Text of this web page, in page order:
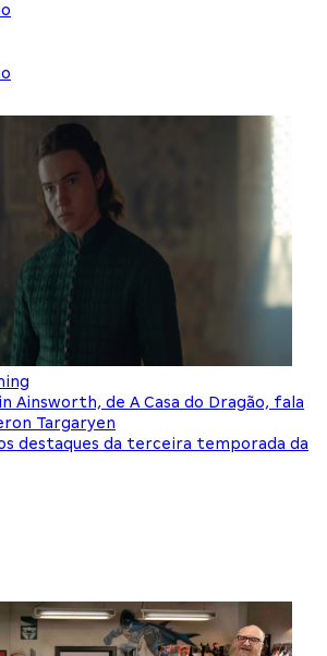
Ainsworth, de A Casa do Dragão, fala
Targaryen
destaques da terceira temporada da